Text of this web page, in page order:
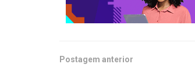
Postagem anterior